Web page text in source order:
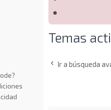
Temas
Ir a búsqueda